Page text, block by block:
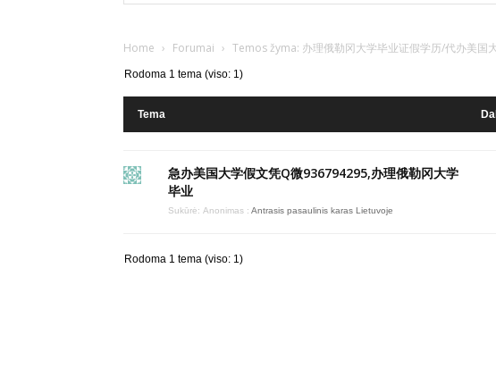
Home › Forumai › Temos žyma: 办理俄勒冈大学毕业证假学历/代办美国
Rodoma 1 tema (viso: 1)
Tema
急办美国大学假文凭Q微936794295,办理俄勒冈大学
毕业
Sukūrė: Anonimas : Antrasis pasaulinis karas Lietuvoje
Rodoma 1 tema (viso: 1)